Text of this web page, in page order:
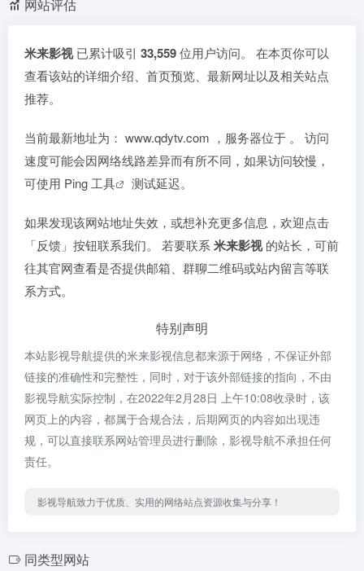
网站评估
米来影视已累计吸引 33,559位用户访问。 在本页你可以
查看该站的详细介绍、首页预览、最新网址以及相关站点
推荐。
当前最新地址为： www.qdytv.com ，服务器位于 。 访问
速度可能会因网络线路差异而有所不同，如果访问较慢，
可使用 Ping 工具 测试延迟。
如果发现该网站地址失效，或想补充更多信息，欢迎点击
「反馈」按钮联系我们。 若要联系 米来影视的站长，可前
往其官网查看是否提供邮箱、群聊二维码或站内留言等联
系方式。
特别声明
本站影视导航提供的米来影视信息都来源于网络，不保证外部
链接的准确性和完整性，同时，对于该外部链接的指向，不由
影视导航实际控制，在2022年2月28日 上午10:08收录时，该
网页上的内容，都属于合规合法，后期网页的内容如出现违
规，可以直接联系网站管理员进行删除，影视导航不承担任何
责任。
影视导航致力于优质、实用的网络站点资源收集与分享！
同类型网站